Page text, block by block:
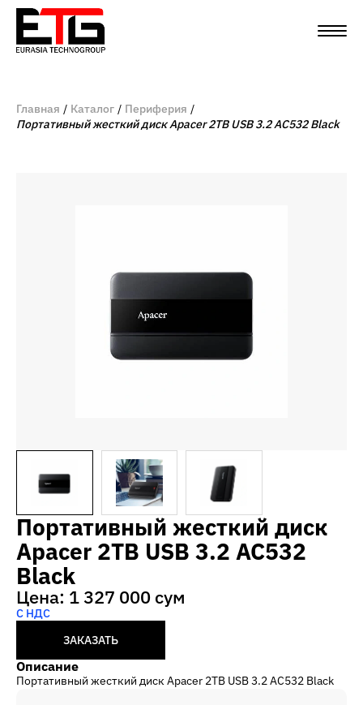
Главная Каталог
Периферия
Портативный жесткий диск Apacer 2TB USB 3.2 AC532 Black
Портативный жесткий диск
Apacer 2TB USB 3.2 AC532
Black
Цена: 1 327 000 сум
С НДС
ЗАКАЗАТЬ
Описание
Портативный жесткий диск Apacer 2TB USB 3.2 AC532 Black